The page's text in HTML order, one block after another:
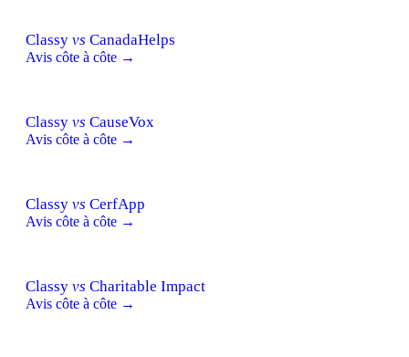
Classy vs CanadaHelps
Avis côte à côte →
Classy vs CauseVox
Avis côte à côte →
Classy vs CerfApp
Avis côte à côte →
Classy vs Charitable Impact
Avis côte à côte →